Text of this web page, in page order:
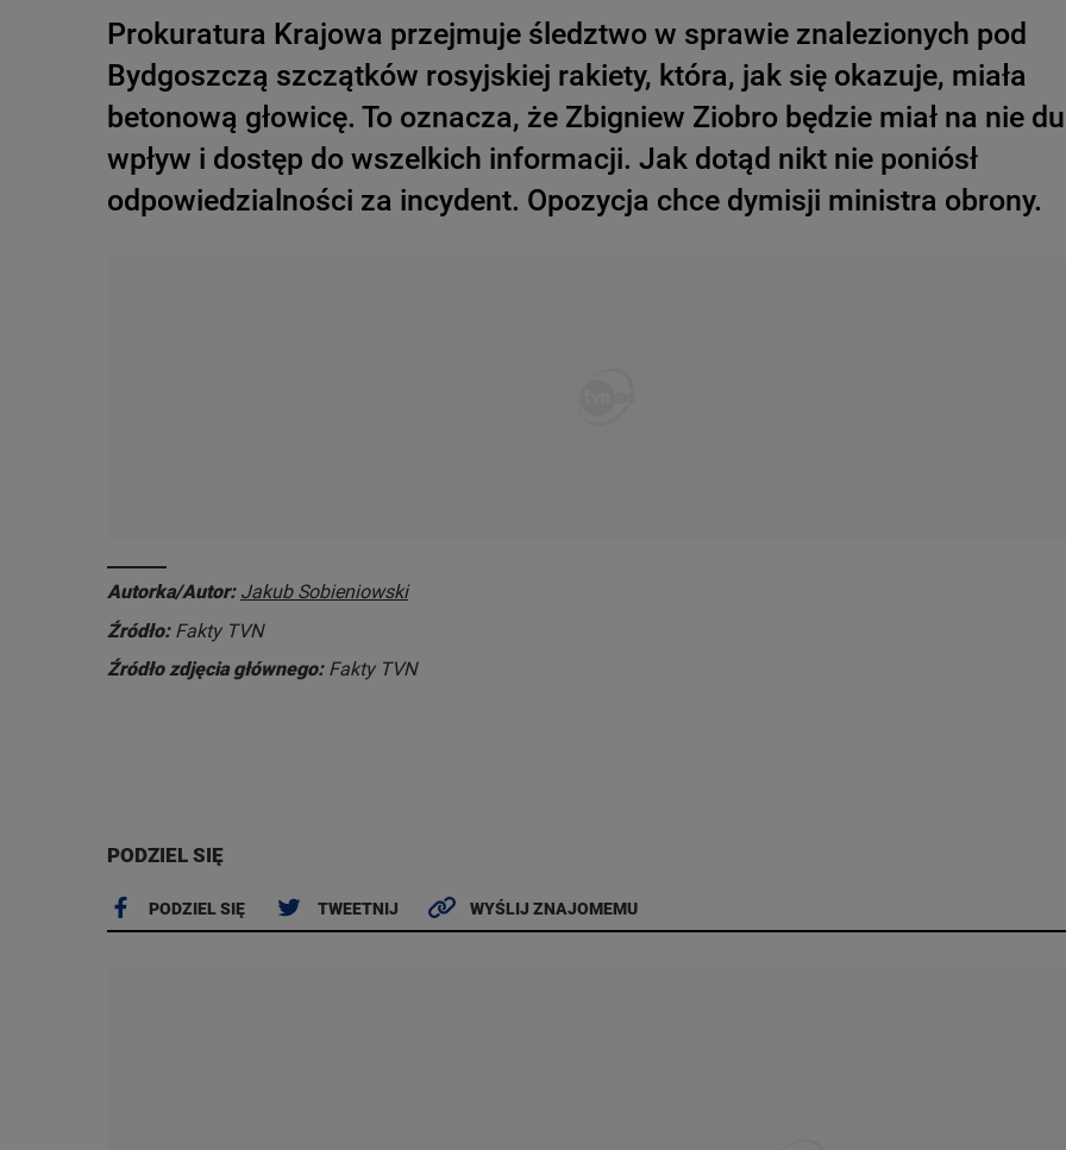
Prokuratura Krajowa przejmuje śledztwo w sprawie znalezionych pod
Bydgoszczą szczątków rosyjskiej rakiety, która, jak się okazuje, miała
betonową głowicę. To oznacza, że Zbigniew Ziobro będzie miał na nie
wpływ i dostęp do wszelkich informacji. Jak dotąd nikt nie poniósł
odpowiedzialności za incydent. Opozycja chce dymisji ministra obrony.
Autorka/Autor: Jakub Sobieniowski
Źródło: Fakty TVN
Źródło zdjęcia głównego: Fakty TVN
PODZIEL SIĘ
PODZIEL SIĘ TWEETNIJ WYŚLIJ ZNAJOMEMU